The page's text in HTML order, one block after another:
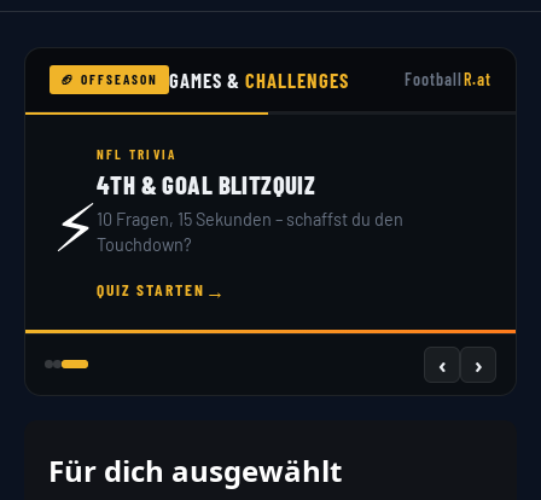
🏈 OFFSEASON GAMES &CHALLENGES FootballR.at
⚡
NFL TRIVIA
4TH & GOAL BLITZQUIZ
10 Fragen, 15 Sekunden – schaffst du den
Touchdown?
QUIZ STARTEN →
‹ ›
Für dich ausgewählt